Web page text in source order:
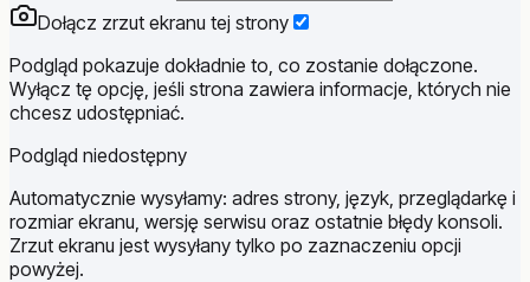
Dołącz zrzut ekranu tej strony
Podgląd pokazuje dokładnie to, co zostanie dołączone.
Wyłącz tę opcję, jeśli strona zawiera informacje, których nie
chcesz udostępniać.
Podgląd niedostępny
Automatycznie wysyłamy: adres strony, język, przeglądarkę i
rozmiar ekranu, wersję serwisu oraz ostatnie błędy konsoli.
Zrzut ekranu jest wysyłany tylko po zaznaczeniu opcji
powyżej.